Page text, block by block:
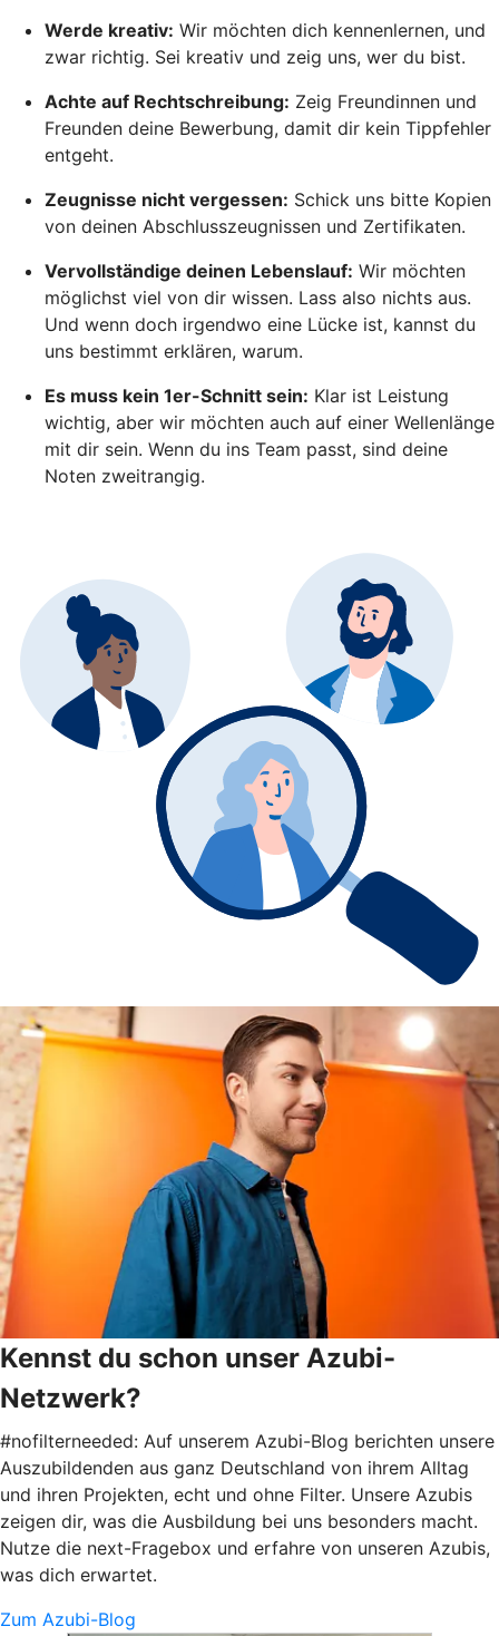
Werde kreativ: Wir möchten dich kennenlernen, und
zwar richtig. Sei kreativ und zeig uns, wer du bist.
Achte auf Rechtschreibung: Zeig Freundinnen und
Freunden deine Bewerbung, damit dir kein Tippfehler
entgeht.
Zeugnisse nicht vergessen: Schick uns bitte Kopien
von deinen Abschlusszeugnissen und Zertifikaten.
Vervollständige deinen Lebenslauf: Wir möchten
möglichst viel von dir wissen. Lass also nichts aus.
Und wenn doch irgendwo eine Lücke ist, kannst du
uns bestimmt erklären, warum.
Es muss kein 1er-Schnitt sein: Klar ist Leistung
wichtig, aber wir möchten auch auf einer Wellenlänge
mit dir sein. Wenn du ins Team passt, sind deine
Noten zweitrangig.
Kennst du schon unser Azubi-
Netzwerk?
#nofilterneeded: Auf unserem Azubi-Blog berichten unsere
Auszubildenden aus ganz Deutschland von ihrem Alltag
und ihren Projekten, echt und ohne Filter. Unsere Azubis
zeigen dir, was die Ausbildung bei uns besonders macht.
Nutze die next-Fragebox und erfahre von unseren Azubis,
was dich erwartet.
Zum Azubi-Blog